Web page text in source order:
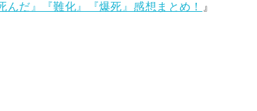
んだ』『難化』『爆死』感想まとめ！ 』